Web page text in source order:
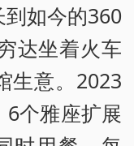
如今的360
达坐着火车
生意。2023
个雅座扩展